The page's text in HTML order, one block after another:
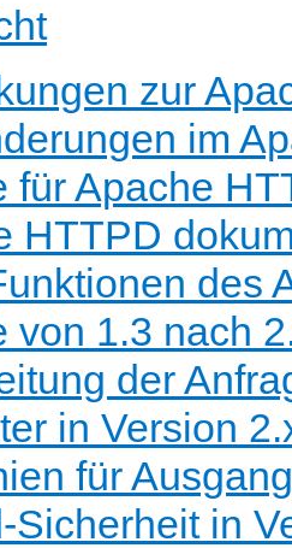
zur
im
für Apache
HTTPD
des
von 1.3 nach
der
in Version
für
Sicherheit in